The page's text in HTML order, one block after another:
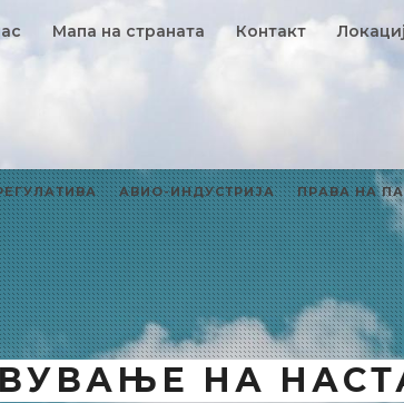
Мапа на страната Контакт
АВИО-ИНДУСТРИЈА ПРАВА НА
НА